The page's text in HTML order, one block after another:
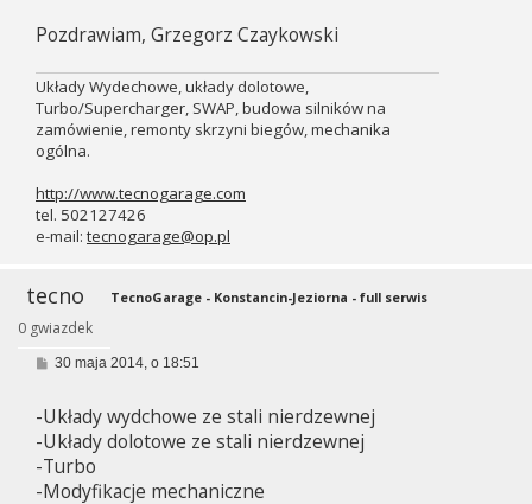
Pozdrawiam, Grzegorz Czaykowski
Układy Wydechowe, układy dolotowe,
Turbo/Supercharger, SWAP, budowa silników na
zamówienie, remonty skrzyni biegów, mechanika
ogólna.
http://www.tecnogarage.com
tel. 502127426
e-mail: tecnogarage@op.pl
tecno
0 gwiazdek
TecnoGarage - Konstancin-Jeziorna - full serwis
P
t
30 maja 2014, o 18:51
-Układy wydchowe ze stali nierdzewnej
-Układy dolotowe ze stali nierdzewnej
-Turbo
-Modyfikacje mechaniczne